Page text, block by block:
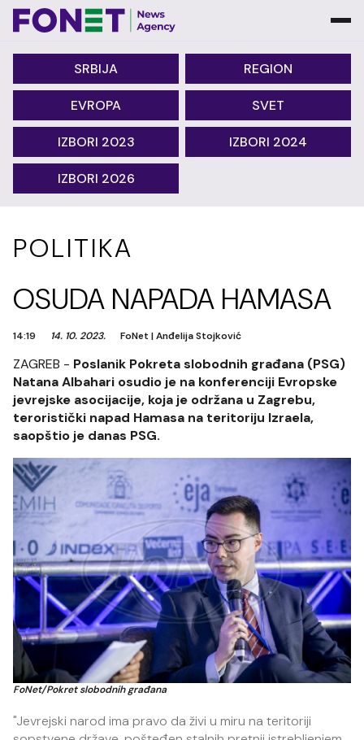
SRBIJA REGION
EVROPA SVET
IZBORI 2023 IZBORI 2024
IZBORI 2026
POLITIKA
OSUDA NAPADA HAMASA
14:19 14. 10. 2023. FoNet |Anđelija Stojković
ZAGREB - Poslanik Pokreta slobodnih građana (PSG)
Natana Albahari osudio je na konferenciji Evropske
jevrejske asocijacije, koja je održana u Zagrebu,
teroristički napad Hamasa na teritoriju Izraela,
saopštio je danas PSG.
FoNet/Pokret slobodnih građana
"Jevrejski narod ima pravo da živi u miru na teritoriji